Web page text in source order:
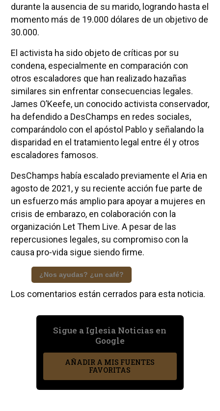
durante la ausencia de su marido, logrando hasta el
momento más de 19.000 dólares de un objetivo de
30.000.
El activista ha sido objeto de críticas por su
condena, especialmente en comparación con
otros escaladores que han realizado hazañas
similares sin enfrentar consecuencias legales.
James O’Keefe, un conocido activista conservador,
ha defendido a DesChamps en redes sociales,
comparándolo con el apóstol Pablo y señalando la
disparidad en el tratamiento legal entre él y otros
escaladores famosos.
DesChamps había escalado previamente el Aria en
agosto de 2021, y su reciente acción fue parte de
un esfuerzo más amplio para apoyar a mujeres en
crisis de embarazo, en colaboración con la
organización Let Them Live. A pesar de las
repercusiones legales, su compromiso con la
causa pro-vida sigue siendo firme.
¿Nos ayudas? ¿un café?
Los comentarios están cerrados para esta noticia.
Sigue a Iglesia Noticias en
Google
AÑADIR A MIS FUENTES
FAVORITAS